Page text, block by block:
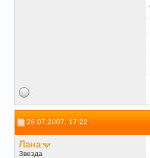
26.07.2007, 17:22
Лана
Звезда